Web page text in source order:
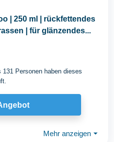
| 250 ml | rückfettendes
| für glänzendes...
131 Personen haben dieses
Mehr anzeigen ⏷